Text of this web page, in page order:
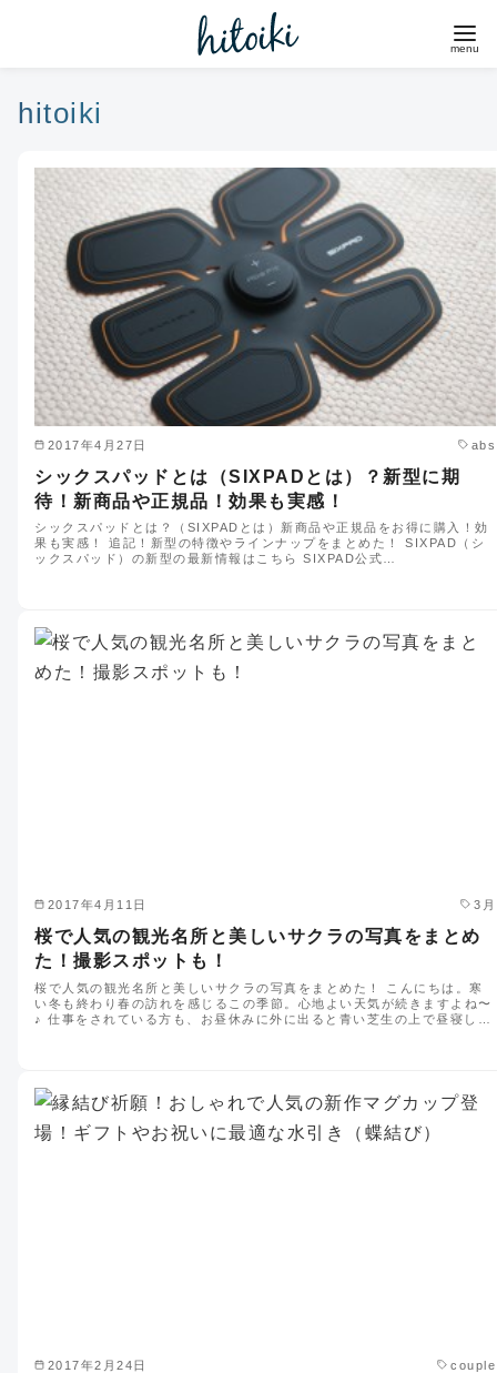
hitoiki
2017年4月27日 abs
シックスパッドとは（SIXPADとは）？新型に期
待！新商品や正規品！効果も実感！
シックスパッドとは？（SIXPADとは）新商品や正規品をお得に購入！効
果も実感！ 追記！新型の特徴やラインナップをまとめた！ SIXPAD（シ
ックスパッド）の新型の最新情報はこちら SIXPAD公式…
2017年4月11日 3月
桜で人気の観光名所と美しいサクラの写真をまとめ
た！撮影スポットも！
桜で人気の観光名所と美しいサクラの写真をまとめた！ こんにちは。寒
い冬も終わり春の訪れを感じるこの季節。心地よい天気が続きますよね〜
♪ 仕事をされている方も、お昼休みに外に出ると青い芝生の上で昼寝し…
2017年2月24日 couple